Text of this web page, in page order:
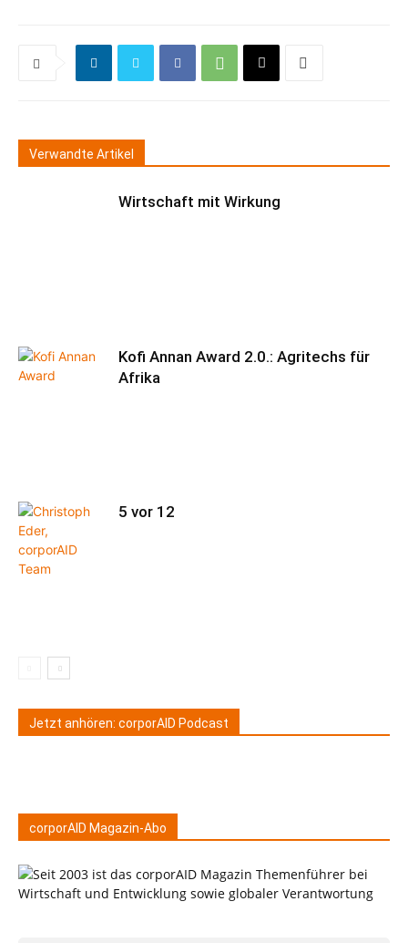
Verwandte Artikel
Wirtschaft mit Wirkung
Kofi Annan Award 2.0.: Agritechs für
Afrika
5 vor 12
Jetzt anhören: corporAID Podcast
corporAID Magazin-Abo